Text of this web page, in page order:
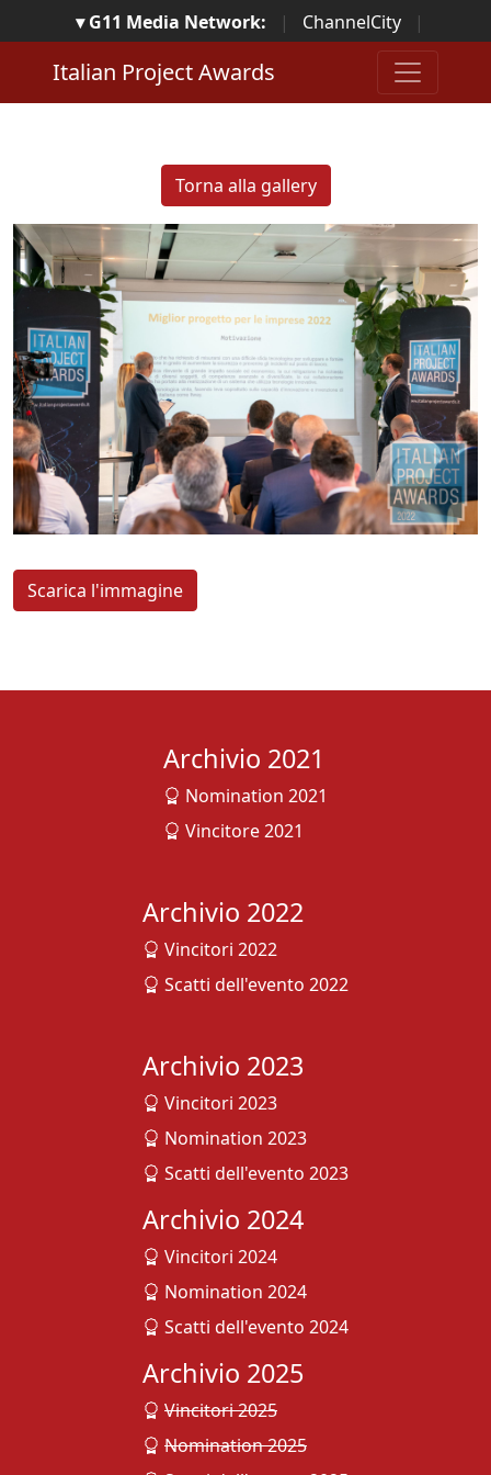
▾ G11 Media Network: | ChannelCity
|
ImpresaCity | SecurityOpenLab | Italian Channel
Awards | Italian Project Awards
Italian Security
Awards | ...
Italian Project Awards
Torna alla gallery
Scarica l'immagine
Archivio 2021
Nomination 2021
Vincitore 2021
Archivio 2022
Vincitori 2022
Scatti dell'evento 2022
Archivio 2023
Vincitori 2023
Nomination 2023
Scatti dell'evento 2023
Archivio 2024
Vincitori 2024
Nomination 2024
Scatti dell'evento 2024
Archivio 2025
Vincitori 2025
Nomination 2025